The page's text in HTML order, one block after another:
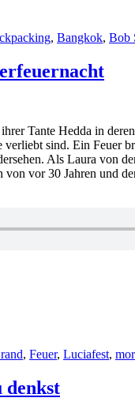
, Bangkok, Bob
Tante Hedda in
sind. Ein Feuer
Als Laura von
vor 30 Jahren und
, Feuer, Luciafest,
denkst